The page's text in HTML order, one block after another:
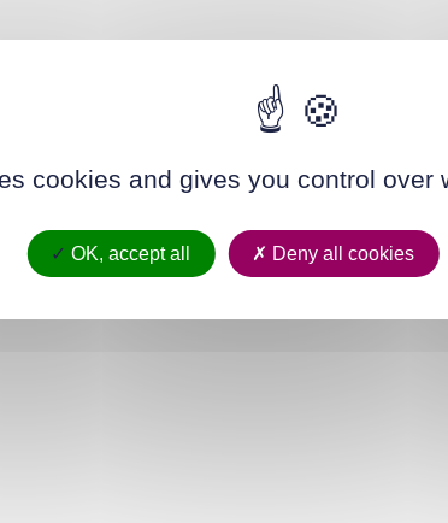
cookies and gives you control over
OK, accept all Deny all cookies